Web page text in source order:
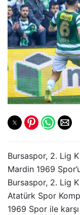
Bursaspor, 2. Lig
Mardin 1969
Bursaspor, 2. Lig
Atatürk Spor
1969 Spor ile